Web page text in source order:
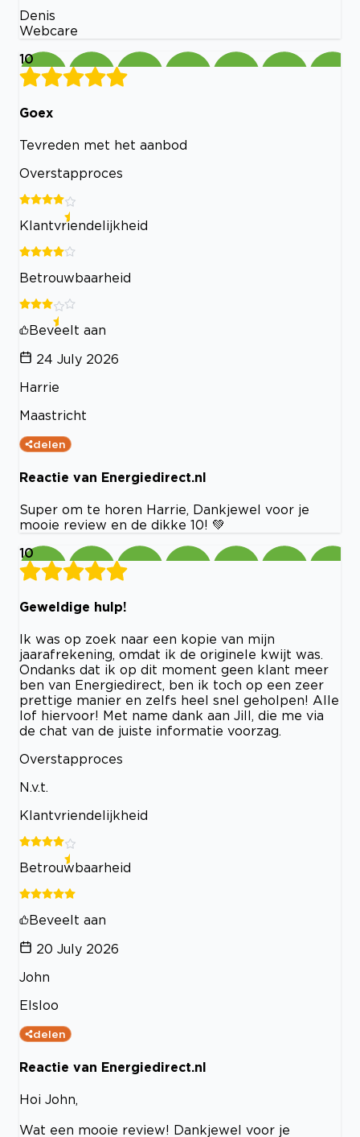
Denis
Webcare
10
Goex
Tevreden met het aanbod
Overstapproces
Klantvriendelijkheid
Betrouwbaarheid
Beveelt aan
24 July 2026
Harrie
Maastricht
delen
Reactie van Energiedirect.nl
Super om te horen Harrie, Dankjewel voor je
mooie review en de dikke 10! 💚
10
Geweldige hulp!
Ik was op zoek naar een kopie van mijn
jaarafrekening, omdat ik de originele kwijt was.
Ondanks dat ik op dit moment geen klant meer
ben van Energiedirect, ben ik toch op een zeer
prettige manier en zelfs heel snel geholpen! Alle
lof hiervoor! Met name dank aan Jill, die me via
de chat van de juiste informatie voorzag.
Overstapproces
N.v.t.
Klantvriendelijkheid
Betrouwbaarheid
Beveelt aan
20 July 2026
John
Elsloo
delen
Reactie van Energiedirect.nl
Hoi John,
Wat een mooie review! Dankjewel voor je